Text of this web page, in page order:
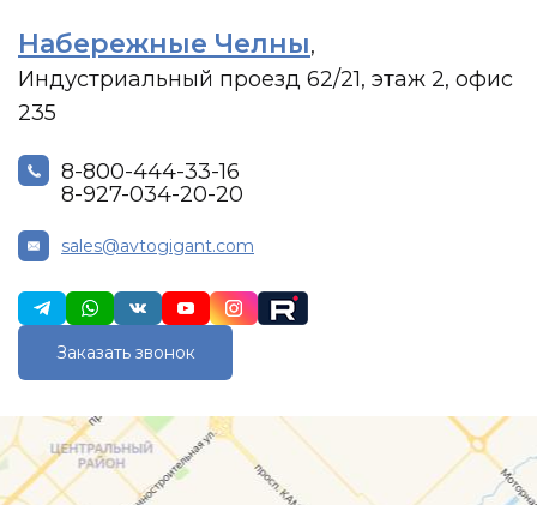
Набережные Челны,
Индустриальный проезд 62/21, этаж 2, офис
235
8-800-444-33-16
8-927-034-20-20
sales@avtogigant.com
Заказать звонок